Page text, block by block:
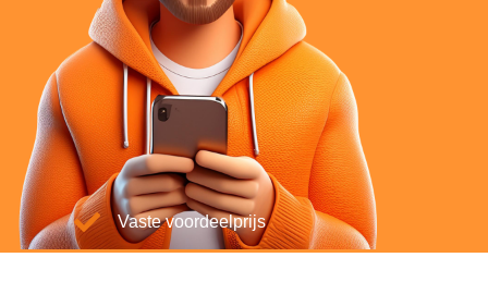
Vaste voordeelprijs